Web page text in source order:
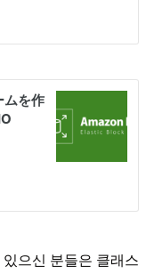
으신 분들은 클래스